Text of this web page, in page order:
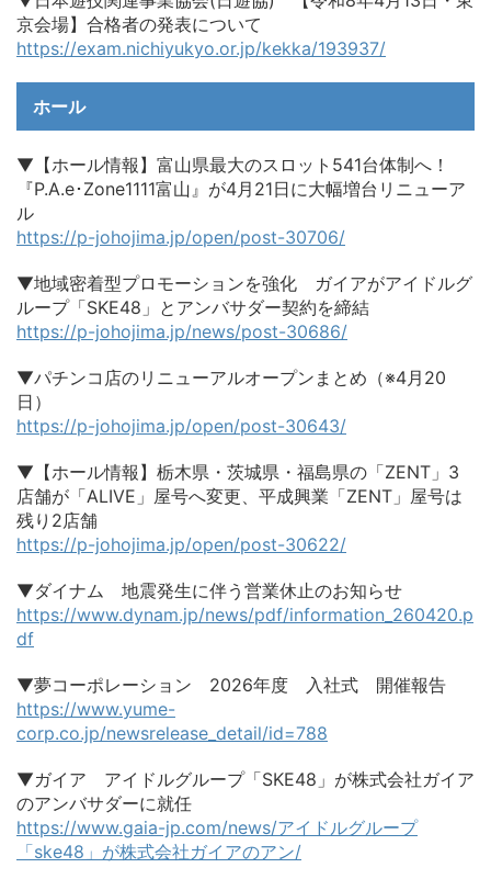
京会場】合格者の発表について
https://exam.nichiyukyo.or.jp/kekka/193937/
ホール
▼【ホール情報】富山県最大のスロット541台体制へ！
『P.A.e･Zone1111富山』が4月21日に大幅増台リニューア
ル
https://p-johojima.jp/open/post-30706/
▼地域密着型プロモーションを強化 ガイアがアイドルグ
ループ「SKE48」とアンバサダー契約を締結
https://p-johojima.jp/news/post-30686/
▼パチンコ店のリニューアルオープンまとめ（※4月20
日）
https://p-johojima.jp/open/post-30643/
▼【ホール情報】栃木県・茨城県・福島県の「ZENT」3
店舗が「ALIVE」屋号へ変更、平成興業「ZENT」屋号は
残り2店舗
https://p-johojima.jp/open/post-30622/
▼ダイナム 地震発生に伴う営業休止のお知らせ
https://www.dynam.jp/news/pdf/information_260420.p
df
▼夢コーポレーション 2026年度 入社式 開催報告
https://www.yume-
corp.co.jp/newsrelease_detail/id=788
▼ガイア アイドルグループ「SKE48」が株式会社ガイア
のアンバサダーに就任
https://www.gaia-jp.com/news/アイドルグループ
「ske48」が株式会社ガイアのアン/